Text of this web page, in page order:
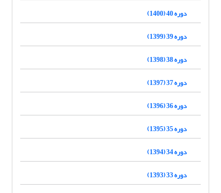
دوره 40 (1400)
دوره 39 (1399)
دوره 38 (1398)
دوره 37 (1397)
دوره 36 (1396)
دوره 35 (1395)
دوره 34 (1394)
دوره 33 (1393)